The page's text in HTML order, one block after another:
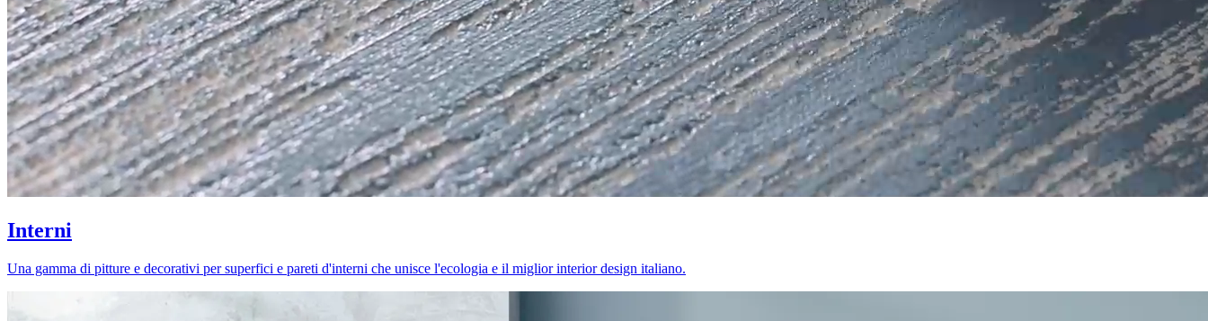
Interni
Una gamma di pitture e decorativi per superfici e pareti d'interni che unisce l'ecologia e il miglior interior design italiano.